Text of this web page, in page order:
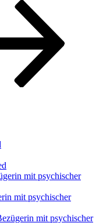
mit psychischer
mit psychischer
mit psychischer